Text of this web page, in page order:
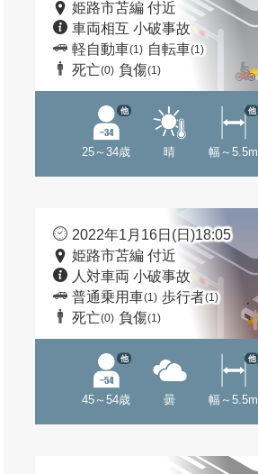
姫路市苫編 付近
車両相互 小破事故
軽自動車(1) 自転車(1)
死亡(0) 負傷(1)
25～34歳
他
晴 幅～5.5m
他
2022年1月16日(日)18:05
姫路市苫編 付近
人対車両 小破事故
普通乗用車(1) 歩行者(1)
死亡(0) 負傷(1)
45～54歳
他
曇 幅～5.5m
他